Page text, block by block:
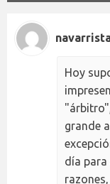
Hoy
grande
día para